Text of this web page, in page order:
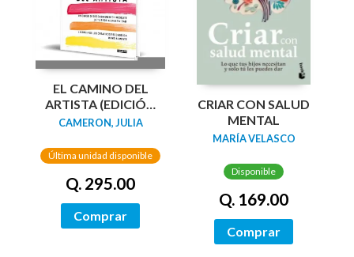
EL CAMINO DEL
ARTISTA (EDICIÓN
ESPECIAL EN TAPA
CAMERON, JULIA
Última unidad disponible
Q. 295.00
Comprar
CRIAR CON SALUD
MENTAL
MARÍA VELASCO
Disponible
Q. 169.00
Comprar